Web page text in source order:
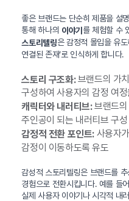
좋은 브랜드는 단순히 제품을 설
통해 하나의 이야기 를 체험할 수
스토리텔링은 감정적 몰입을 유
연결된 존재’로 인식하게 합니다.
스토리 구조화:브랜드의 가
구성하여 사용자의 감정 여정
캐릭터와 내러티브:브랜드의
주인공이 되는 내러티브 구성
감정적 전환 포인트:사용자
감정이 이동하도록 유도
감성적 스토리텔링은 브랜드를
경험으로 전환시킵니다. 예를 들
실제 사용자 이야기나 시각적 내